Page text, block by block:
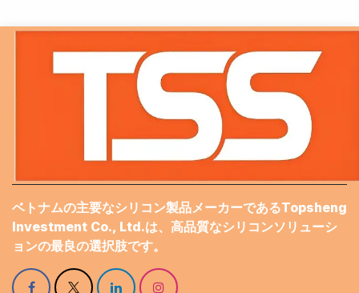
ベトナムの主要なシリコン製品メーカーであるTopsheng
Investment Co., Ltd.は、高品質なシリコンソリューシ
ョンの最良の選択肢です。